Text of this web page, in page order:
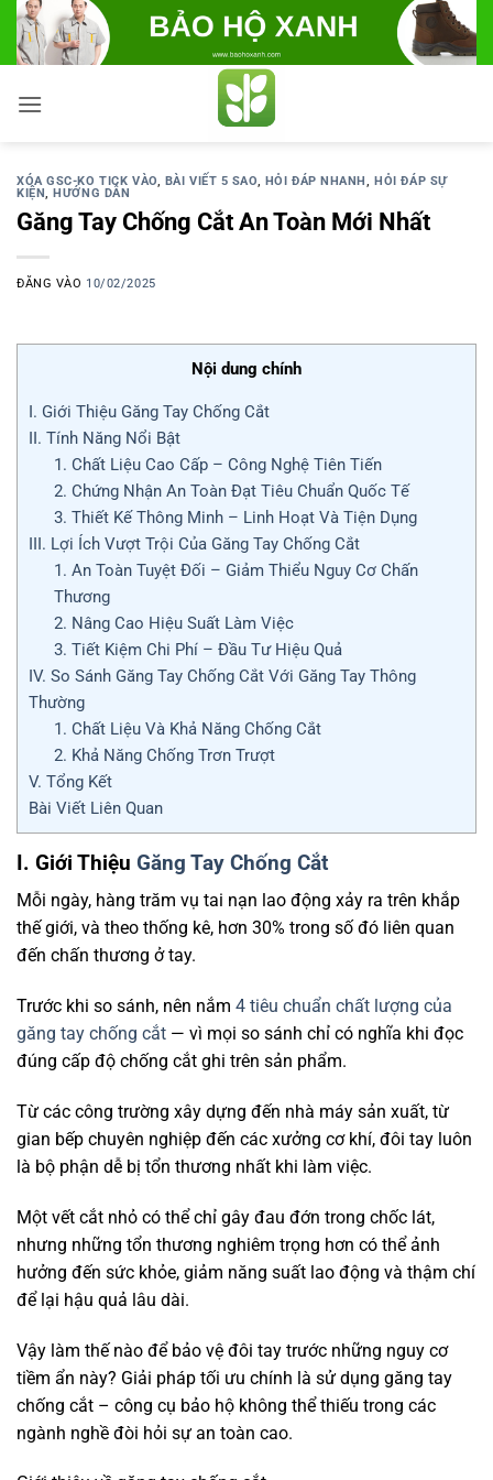
Bỏ
qua
nội
dung
XÓA GSC-KO TICK VÀO, BÀI VIẾT 5 SAO, HỎI ĐÁP NHANH, HỎI ĐÁP SỰ
KIỆN, HƯỚNG DẪN
Găng Tay Chống Cắt An Toàn Mới Nhất
ĐĂNG VÀO 10/02/2025
Nội dung chính
I. Giới Thiệu Găng Tay Chống Cắt
II. Tính Năng Nổi Bật
1. Chất Liệu Cao Cấp – Công Nghệ Tiên Tiến
2. Chứng Nhận An Toàn Đạt Tiêu Chuẩn Quốc Tế
3. Thiết Kế Thông Minh – Linh Hoạt Và Tiện Dụng
III. Lợi Ích Vượt Trội Của Găng Tay Chống Cắt
1. An Toàn Tuyệt Đối – Giảm Thiểu Nguy Cơ Chấn
Thương
2. Nâng Cao Hiệu Suất Làm Việc
3. Tiết Kiệm Chi Phí – Đầu Tư Hiệu Quả
IV. So Sánh Găng Tay Chống Cắt Với Găng Tay Thông
Thường
1. Chất Liệu Và Khả Năng Chống Cắt
2. Khả Năng Chống Trơn Trượt
V. Tổng Kết
Bài Viết Liên Quan
I. Giới Thiệu Găng Tay Chống Cắt
Mỗi ngày, hàng trăm vụ tai nạn lao động xảy ra trên khắp
thế giới, và theo thống kê, hơn 30% trong số đó liên quan
đến chấn thương ở tay.
Trước khi so sánh, nên nắm 4 tiêu chuẩn chất lượng của
găng tay chống cắt — vì mọi so sánh chỉ có nghĩa khi đọc
đúng cấp độ chống cắt ghi trên sản phẩm.
Từ các công trường xây dựng đến nhà máy sản xuất, từ
gian bếp chuyên nghiệp đến các xưởng cơ khí, đôi tay luôn
là bộ phận dễ bị tổn thương nhất khi làm việc.
Một vết cắt nhỏ có thể chỉ gây đau đớn trong chốc lát,
nhưng những tổn thương nghiêm trọng hơn có thể ảnh
hưởng đến sức khỏe, giảm năng suất lao động và thậm chí
để lại hậu quả lâu dài.
Vậy làm thế nào để bảo vệ đôi tay trước những nguy cơ
tiềm ẩn này? Giải pháp tối ưu chính là sử dụng găng tay
chống cắt – công cụ bảo hộ không thể thiếu trong các
ngành nghề đòi hỏi sự an toàn cao.